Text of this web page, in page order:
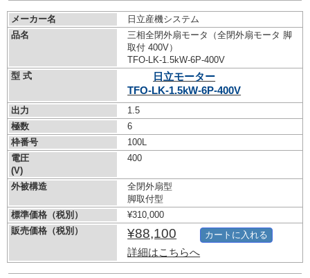
メーカー名
日立産機システム
品名
三相全閉外扇モータ（全閉外扇モータ 脚
取付 400V）
TFO-LK-1.5kW-6P-400V
型 式
日立モーター
TFO-LK-1.5kW-6P-400V
出力
1.5
極数
6
枠番号
100L
電圧
(V)
400
外被構造
全閉外扇型
脚取付型
標準価格（税別）
¥310,000
販売価格（税別）
¥88,100
詳細はこちらへ
カートに入れる